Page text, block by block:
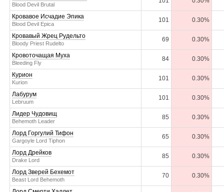
Blood Devil Brutal
Кровавое Исчадие Эпика
Blood Devil Epica
101 0.30%
Кровавый Жрец Рудельто
Bloody Priest Rudelto
69 0.30%
Кровоточащая Муха
Bleeding Fly
84 0.30%
Курион
Kurion
101 0.30%
Лабурум
Lebruum
101 0.30%
Лидер Чудовищ
Behemoth Leader
85 0.30%
Лорд Горгулий Тифон
Gargoyle Lord Tiphon
65 0.30%
Лорд Дрейков
Drake Lord
85 0.30%
Лорд Зверей Бехемот
Beast Lord Behemoth
70 0.30%